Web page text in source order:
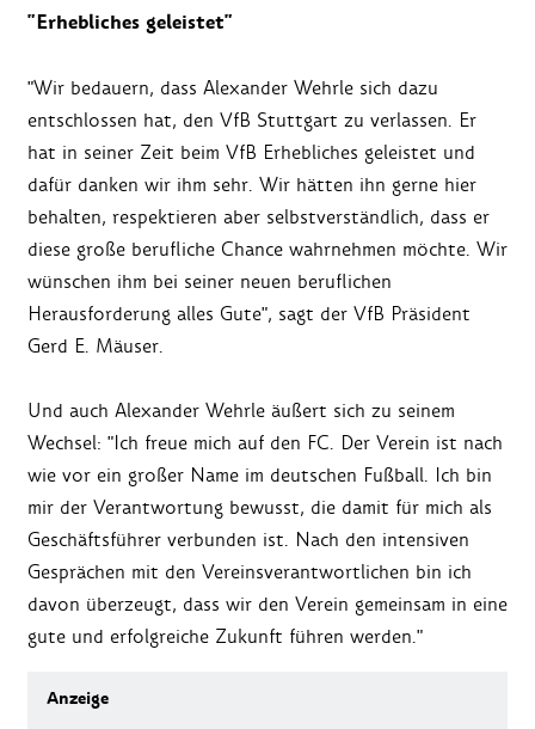
"Erhebliches geleistet"
"Wir bedauern, dass Alexander Wehrle sich dazu
entschlossen hat, den VfB Stuttgart zu verlassen. Er
hat in seiner Zeit beim VfB Erhebliches geleistet und
dafür danken wir ihm sehr. Wir hätten ihn gerne hier
behalten, respektieren aber selbstverständlich, dass er
diese große berufliche Chance wahrnehmen möchte. Wir
wünschen ihm bei seiner neuen beruflichen
Herausforderung alles Gute", sagt der VfB Präsident
Gerd E. Mäuser.
Und auch Alexander Wehrle äußert sich zu seinem
Wechsel: "Ich freue mich auf den FC. Der Verein ist nach
wie vor ein großer Name im deutschen Fußball. Ich bin
mir der Verantwortung bewusst, die damit für mich als
Geschäftsführer verbunden ist. Nach den intensiven
Gesprächen mit den Vereinsverantwortlichen bin ich
davon überzeugt, dass wir den Verein gemeinsam in eine
gute und erfolgreiche Zukunft führen werden."